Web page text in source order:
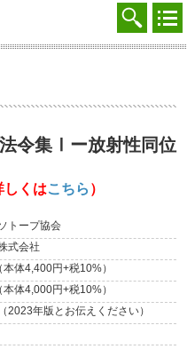
る
べる
セス
令集Ⅰー放射性同位
しくはこちら ）
トープ協会
式会社
体4,400円+税10%）
体4,000円+税10%）
2023年版とお伝えください）